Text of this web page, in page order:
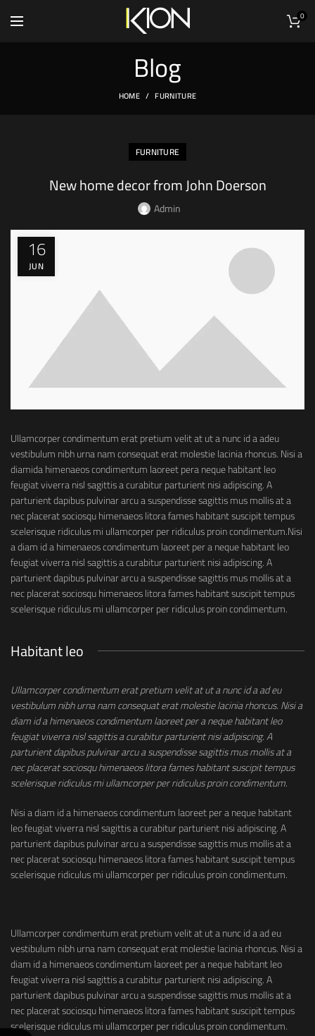
0
Blog
HOME FURNITURE
FURNITURE
New home decor from John Doerson
Admin
16
JUN
Ullamcorper condimentum erat pretium velit at ut a nunc id a adeu
vestibulum nibh urna nam consequat erat molestie lacinia rhoncus. Nisi a
diamida himenaeos condimentum laoreet pera neque habitant leo
feugiat viverra nisl sagittis a curabitur parturient nisi adipiscing. A
parturient dapibus pulvinar arcu a suspendisse sagittis mus mollis at a
nec placerat sociosqu himenaeos litora fames habitant suscipit tempus
scelerisque ridiculus mi ullamcorper per ridiculus proin condimentum.Nisi
a diam id a himenaeos condimentum laoreet per a neque habitant leo
feugiat viverra nisl sagittis a curabitur parturient nisi adipiscing. A
parturient dapibus pulvinar arcu a suspendisse sagittis mus mollis at a
nec placerat sociosqu himenaeos litora fames habitant suscipit tempus
scelerisque ridiculus mi ullamcorper per ridiculus proin condimentum.
Habitant leo
Ullamcorper condimentum erat pretium velit at ut a nunc id a ad eu
vestibulum nibh urna nam consequat erat molestie lacinia rhoncus. Nisi a
diam id a himenaeos condimentum laoreet per a neque habitant leo
feugiat viverra nisl sagittis a curabitur parturient nisi adipiscing. A
parturient dapibus pulvinar arcu a suspendisse sagittis mus mollis at a
nec placerat sociosqu himenaeos litora fames habitant suscipit tempus
scelerisque ridiculus mi ullamcorper per ridiculus proin condimentum.
Nisi a diam id a himenaeos condimentum laoreet per a neque habitant
leo feugiat viverra nisl sagittis a curabitur parturient nisi adipiscing. A
parturient dapibus pulvinar arcu a suspendisse sagittis mus mollis at a
nec placerat sociosqu himenaeos litora fames habitant suscipit tempus
scelerisque ridiculus mi ullamcorper per ridiculus proin condimentum.
Ullamcorper condimentum erat pretium velit at ut a nunc id a ad eu
vestibulum nibh urna nam consequat erat molestie lacinia rhoncus. Nisi a
diam id a himenaeos condimentum laoreet per a neque habitant leo
feugiat viverra nisl sagittis a curabitur parturient nisi adipiscing. A
parturient dapibus pulvinar arcu a suspendisse sagittis mus mollis at a
nec placerat sociosqu himenaeos litora fames habitant suscipit tempus
scelerisque ridiculus mi ullamcorper per ridiculus proin condimentum.